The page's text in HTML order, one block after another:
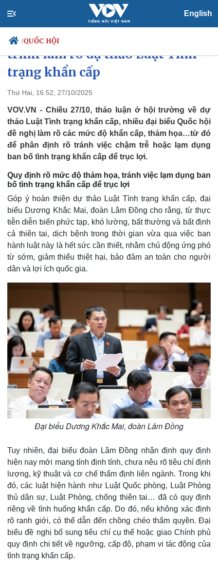
English
/QUỐC HỘI
Chính trị
Tổ chức nhân sự
Quốc hội
Nhận diện sự thật
Tin 24h
Dự báo thời tiết
Giáo dục
Dấu ấn VOV
Việc làm
Biển đảo
Đại tướng Phan Văn Giang giải
trình làm rõ dự thảo Luật Tình
trạng khẩn cấp
Thứ Hai, 16:52, 27/10/2025
VOV.VN - Chiều 27/10, thảo luận ở hội trường về dự
thảo Luật Tình trạng khẩn cấp, nhiều đại biểu Quốc hội
đề nghị làm rõ các mức độ khẩn cấp, thảm họa…từ đó
để phân định rõ tránh việc chậm trễ hoặc lạm dụng
ban bố tình trạng khẩn cấp để trục lợi.
Quy định rõ mức độ thảm họa, tránh việc lạm dụng ban
bố tình trạng khẩn cấp để trục lợi
Góp ý hoàn thiện dự thảo Luật Tình trạng khẩn cấp, đại
biểu Dương Khắc Mai, đoàn Lâm Đồng cho rằng, từ thực
tiễn diễn biến phức tạp, khó lường, bất thường và bất định
cả thiên tai, dịch bệnh trong thời gian vừa qua việc ban
hành luật này là hết sức cần thiết, nhằm chủ động ứng phó
từ sớm, giảm thiểu thiệt hại, bảo đảm an toàn cho người
dân và lợi ích quốc gia.
Đại biểu Dương Khắc Mai, đoàn Lâm Đồng
Tuy nhiên, đại biểu đoàn Lâm Đồng nhận định quy định
hiện nay mới mang tính định tính, chưa nêu rõ tiêu chí định
lượng, kỹ thuật và cơ chế thẩm định liên ngành. Trong khi
đó, các luật hiện hành như Luật Quốc phòng, Luật Phòng
thủ dân sự, Luật Phòng, chống thiên tai… đã có quy định
riêng về tình huống khẩn cấp. Do đó, nếu không xác định
rõ ranh giới, có thể dẫn đến chồng chéo thẩm quyền. Đại
biểu đề nghị bổ sung tiêu chí cụ thể hoặc giao Chính phủ
quy định chi tiết về ngưỡng, cấp độ, phạm vi tác động của
tình trạng khẩn cấp.